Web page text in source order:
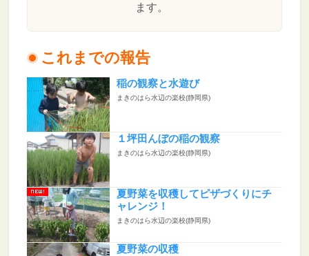
ます。
これまでの報告
稲の観察と水遊び
まきのはら水辺の楽校(静岡県)
１坪田んぼの稲の観察
まきのはら水辺の楽校(静岡県)
夏野菜を収穫してピザづくりにチ
ャレンジ！
まきのはら水辺の楽校(静岡県)
夏野菜の収穫